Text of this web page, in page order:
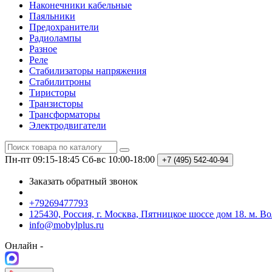
Наконечники кабельные
Паяльники
Предохранители
Радиолампы
Разное
Реле
Стабилизаторы напряжения
Стабилитроны
Тиристоры
Транзисторы
Трансформаторы
Электродвигатели
Пн-пт 09:15-18:45 Сб-вс 10:00-18:00 +7 (495) 542-40-94
Заказать обратный звонок
+79269477793
125430, Россия, г. Москва, Пятницкое шоссе дом 18. м.
info@mobylplus.ru
Онлайн -